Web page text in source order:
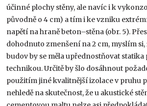
účinné plochy stěny, ale navíc i k
původně o 4 cm) a tím i ke vzniku
napětí na hraně beton–stěna (obr. 5).
dohodnuto zmenšení na 2 cm, myslím
budov by se měla upřednostňovat statika
technikou. Určitě by šlo dosáhnout
použitím jiné kvalitnější izolace v pruhu
nehledě na skutečnost, že u akustické